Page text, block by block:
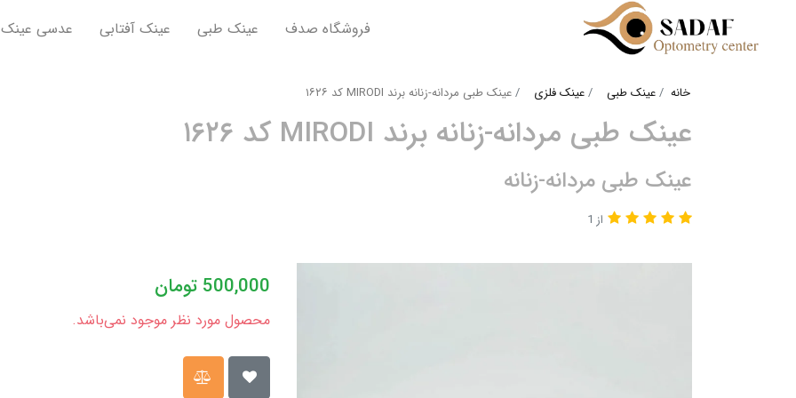
فروشگاه صدف عینک طبی عینک آفتابی عدسی عینک
خانه عینک طبی عینک فلزی عینک طبی مردانه-زنانه برند MIRODI کد ۱۶۲۶
عینک طبی مردانه-زنانه برند MIRODI کد ۱۶۲۶
عینک طبی مردانه-زنانه
از 1
500,000 تومان
محصول مورد نظر موجود نمی‌باشد.